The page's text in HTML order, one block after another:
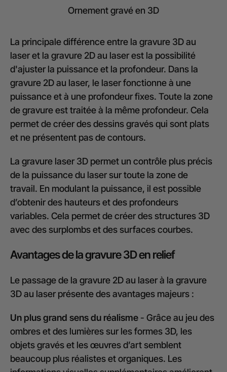
Ornement gravé en 3D
La principale différence entre la gravure 3D au
laser et la gravure 2D au laser est la possibilité
d'ajuster la puissance et la profondeur. Dans la
gravure 2D au laser, le laser fonctionne à une
puissance et à une profondeur fixes. Toute la zone
de gravure est traitée à la même profondeur. Cela
permet de créer des dessins gravés qui sont plats
et ne présentent pas de contours.
La gravure laser 3D permet un contrôle plus précis
de la puissance du laser sur toute la zone de
travail. En modulant la puissance, il est possible
d’obtenir des hauteurs et des profondeurs
variables. Cela permet de créer des structures 3D
avec des surplombs et des surfaces courbes.
Avantages de la gravure 3D en relief
Le passage de la gravure 2D au laser à la gravure
3D au laser présente des avantages majeurs :
Un plus grand sens du réalisme - Grâce au jeu des
ombres et des lumières sur les formes 3D, les
objets gravés et les œuvres d’art semblent
beaucoup plus réalistes et organiques. Les